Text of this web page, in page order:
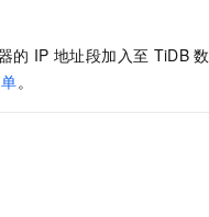
的 IP 地址段加入至 TiDB
。